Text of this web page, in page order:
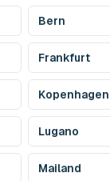
Bern
Frankfurt
Kopenhagen
Lugano
Mailand